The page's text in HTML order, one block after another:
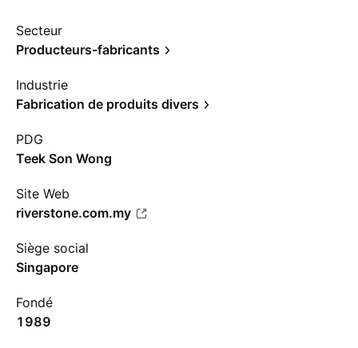
Secteur
Producteurs-fabricants
Industrie
Fabrication de produits divers
PDG
Teek Son Wong
Site Web
riverstone.com.my
Siège social
Singapore
Fondé
1989